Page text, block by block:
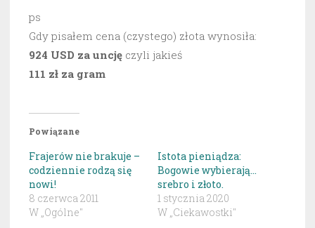
ps
Gdy pisałem cena (czystego) złota wynosiła:
924 USD za uncję czyli jakieś
111 zł za gram
Powiązane
Frajerów nie brakuje –
codziennie rodzą się
nowi!
8 czerwca 2011
W „Ogólne"
Istota pieniądza:
Bogowie wybierają…
srebro i złoto.
1 stycznia 2020
W „Ciekawostki"